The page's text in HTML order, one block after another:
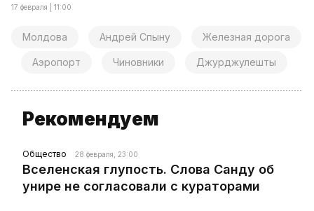
17 февраля | 11:00
Молдова Андрей Спыну Железная дорога
Аэропорт Чиновники Джурджулешты
Рекомендуем
Общество 28 февраля, 23:00
Вселенская глупость. Слова Санду об
унире не согласовали с кураторами